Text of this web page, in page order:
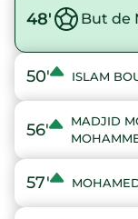
48' But de
50' ISLAM
56'
MADJID
57'